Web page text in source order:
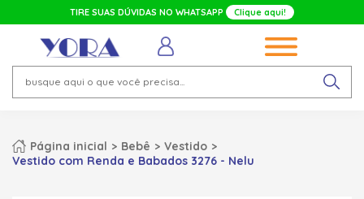
TIRE SUAS DÚVIDAS NO WHATSAPP Clique aqui!
Página inicial Bebê
Vestido
Vestido com Renda e Babados 3276 - Nelu